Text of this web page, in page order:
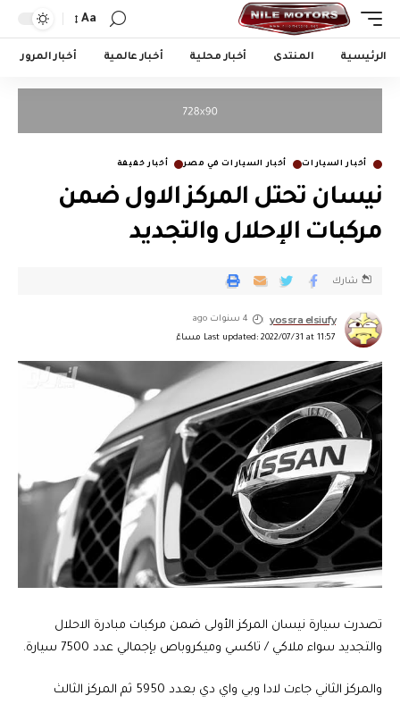
Aa
الرئيسية المنتدى أخبار محلية أخبار عالمية أخبار المرور
أخبار السيارات أخبار السيارات في مصر أخبار خفيفة
نيسان تحتل المركز الاول ضمن
مركبات الإحلال والتجديد
Last updated: 2022/07/31 at 11:57 مساءً
yossra elsiufy 4 سنوات ago
شارك
تصدرت سيارة نيسان المركز الأولى ضمن مركبات مبادرة الاحلال
والتجديد سواء ملاكي / تاكسي وميكروباص بإجمالي عدد 7500 سيارة.
والمركز الثاني جاءت لادا وبي واي دي بعدد 5950 ثم المركز الثالث